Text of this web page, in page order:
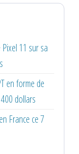
11 sur sa
en forme de
dollars
France ce 7